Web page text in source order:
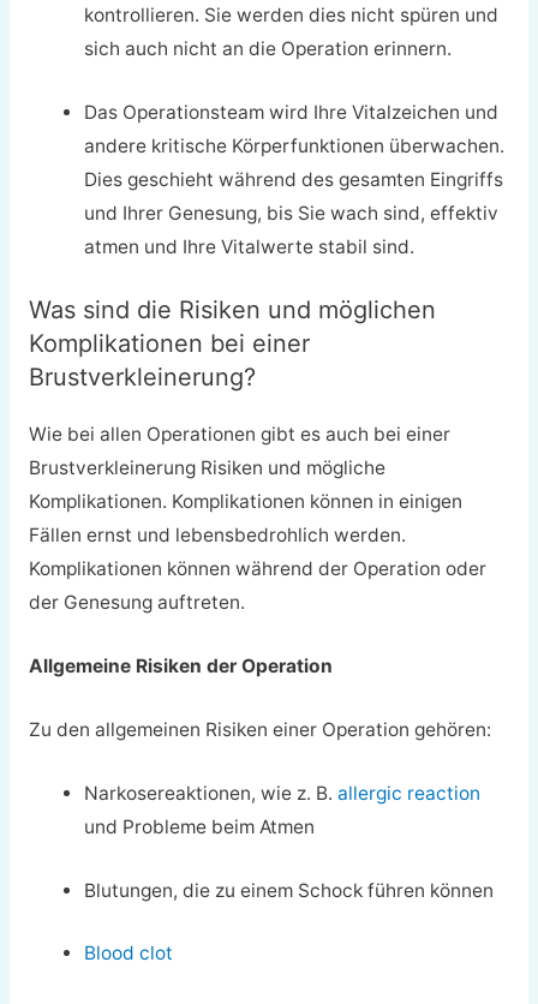
kontrollieren. Sie werden dies nicht spüren und
sich auch nicht an die Operation erinnern.
Das Operationsteam wird Ihre Vitalzeichen und
andere kritische Körperfunktionen überwachen.
Dies geschieht während des gesamten Eingriffs
und Ihrer Genesung, bis Sie wach sind, effektiv
atmen und Ihre Vitalwerte stabil sind.
Was sind die Risiken und möglichen
Komplikationen bei einer
Brustverkleinerung?
Wie bei allen Operationen gibt es auch bei einer
Brustverkleinerung Risiken und mögliche
Komplikationen. Komplikationen können in einigen
Fällen ernst und lebensbedrohlich werden.
Komplikationen können während der Operation oder
der Genesung auftreten.
Allgemeine Risiken der Operation
Zu den allgemeinen Risiken einer Operation gehören:
Narkosereaktionen, wie z. B.allergic reaction
und Probleme beim Atmen
Blutungen, die zu einem Schock führen können
Blood clot